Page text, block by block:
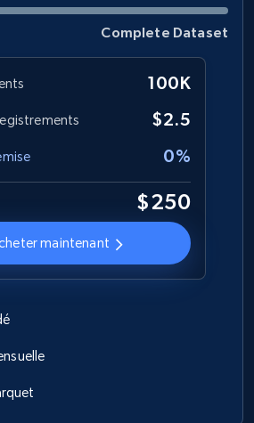
Buy Now
Images, Final price,
Initial price, and more.
Buy Now
pn, Sku, Other pn,
Complete Dataset
100K
$2.5
0%
$250
maintenant